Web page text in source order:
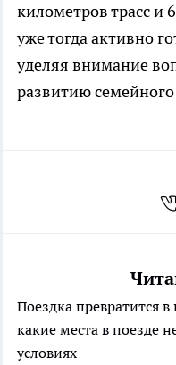
километров трасс и
уже тогда активно
уделяя внимание
развитию
Поездка превратится
какие места в поезде
условиях